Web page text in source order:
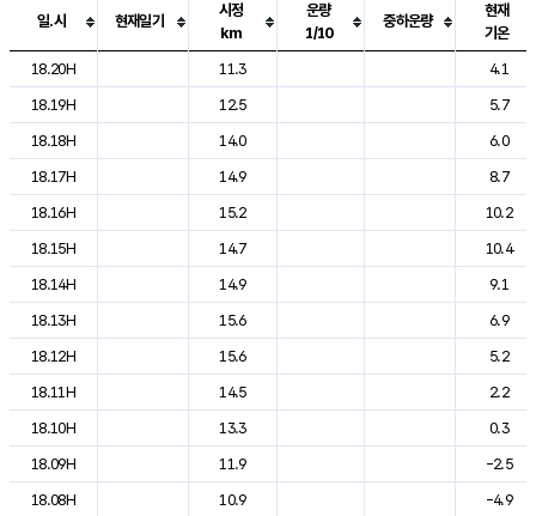
도시별 기상실황표로 지점, 날씨, 기온, 강수, 바람, 기압등을 안내한 표입
일.시 현재일기
시정
km
운량
1/10
중하운량
현재
기온
18.20H
11.3
4.1
18.19H
12.5
5.7
18.18H
14.0
6.0
18.17H
14.9
8.7
18.16H
15.2
10.2
18.15H
14.7
10.4
18.14H
14.9
9.1
18.13H
15.6
6.9
18.12H
15.6
5.2
18.11H
14.5
2.2
18.10H
13.3
0.3
18.09H
11.9
-2.5
18.08H
10.9
-4.9